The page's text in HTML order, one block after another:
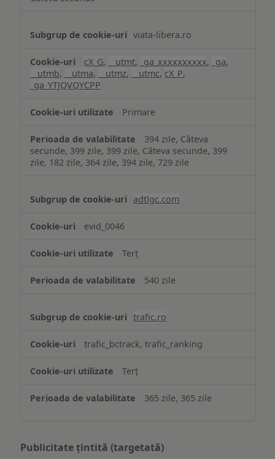
viata-libera.ro
cX_G, __utmt, _ga_xxxxxxxxxx, _ga,
__utmb, __utma, __utmz, __utmc, cX_P,
_ga_YTJQVQYCPP
Primare
394 zile, Câteva
secunde, 399 zile, 399 zile, Câteva secunde, 399
zile, 182 zile, 364 zile, 394 zile, 729 zile
adtlgc.com
evid_0046
Terț
540 zile
trafic.ro
trafic_bctrack, trafic_ranking
Terț
365 zile, 365 zile
Publicitate țintită (targetată)